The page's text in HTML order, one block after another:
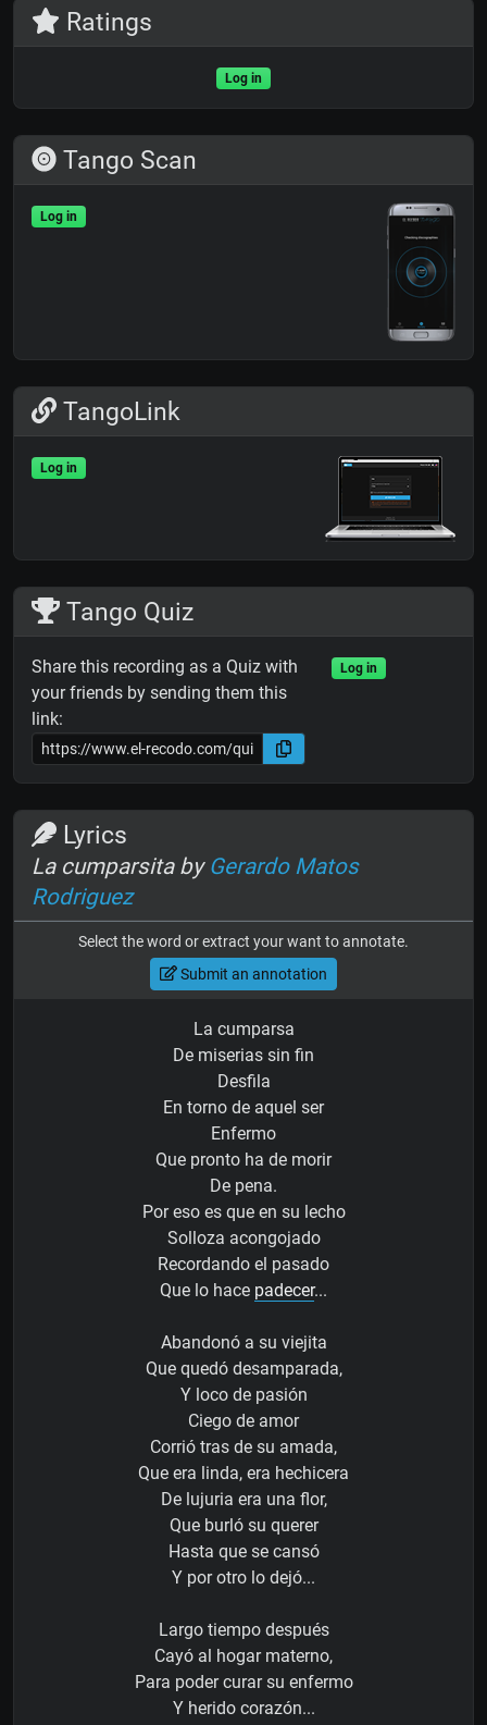
Ratings
Log in
Tango Scan
Log in
TangoLink
Log in
Tango Quiz
Share this recording as a Quiz with
your friends by sending them this
link:
Log in
Lyrics
La cumparsita by Gerardo Matos
Rodriguez
Select the word or extract your want to annotate.
Submit an annotation
La cumparsa
De miserias sin fin
Desfila
En torno de aquel ser
Enfermo
Que pronto ha de morir
De pena.
Por eso es que en su lecho
Solloza acongojado
Recordando el pasado
Que lo hace padecer...
Abandonó a su viejita
Que quedó desamparada,
Y loco de pasión
Ciego de amor
Corrió tras de su amada,
Que era linda, era hechicera
De lujuria era una flor,
Que burló su querer
Hasta que se cansó
Y por otro lo dejó...
Largo tiempo después
Cayó al hogar materno,
Para poder curar su enfermo
Y herido corazón...